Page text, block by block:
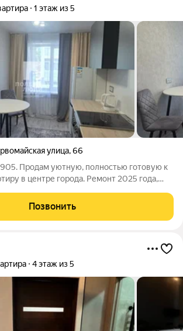
1 этаж из 5
улица,66
Продам уютную, полностью готовую к
в центре города. Ремонт 2025 года,
автомобиля. Бывшее общежитие.
Позвонить
4 этаж из 5